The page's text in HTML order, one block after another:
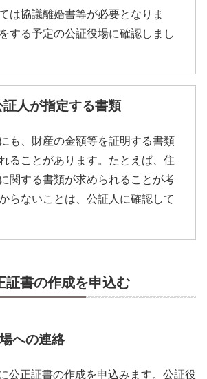
は協議離婚書等が必要となりま
する予定の公証役場に確認しまし
証人が指定する書類
も、財産の金額等を証明する書類
ることがあります。たとえば、住
関する書類が求められることが考
らないことは、公証人に確認して
証書の作成を申込む
への連絡
公正証書の作成を申込みます。公証役